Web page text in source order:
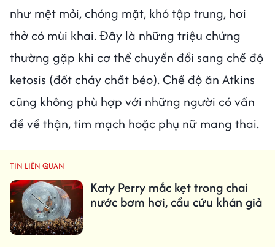
như mệt mỏi, chóng mặt, khó tập trung, hơi
thở có mùi khai. Đây là những triệu chứng
thường gặp khi cơ thể chuyển đổi sang chế độ
ketosis (đốt cháy chất béo). Chế độ ăn Atkins
cũng không phù hợp với những người có vấn
đề về thận, tim mạch hoặc phụ nữ mang thai.
TIN LIÊN QUAN
Katy Perry mắc kẹt trong chai
nước bơm hơi, cầu cứu khán giả